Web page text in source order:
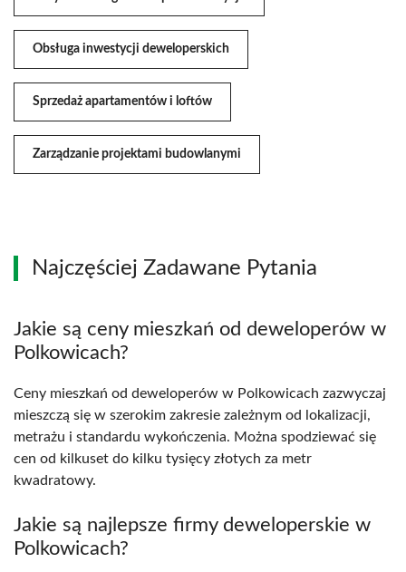
Obsługa inwestycji deweloperskich
Sprzedaż apartamentów i loftów
Zarządzanie projektami budowlanymi
Najczęściej Zadawane Pytania
Jakie są ceny mieszkań od deweloperów w
Polkowicach?
Ceny mieszkań od deweloperów w Polkowicach zazwyczaj
mieszczą się w szerokim zakresie zależnym od lokalizacji,
metrażu i standardu wykończenia. Można spodziewać się
cen od kilkuset do kilku tysięcy złotych za metr
kwadratowy.
Jakie są najlepsze firmy deweloperskie w
Polkowicach?